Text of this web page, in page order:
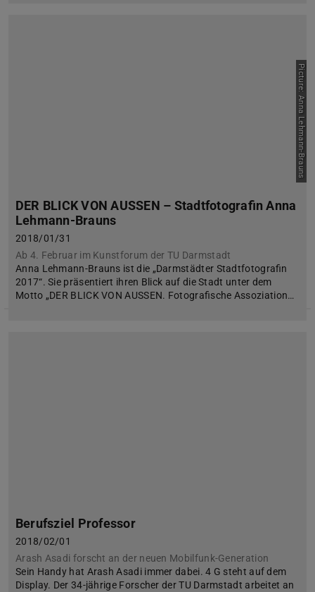
Picture: Anna Lehmann-Brauns
DER BLICK VON AUSSEN – Stadtfotografin Anna
Lehmann-Brauns
2018/01/31
Ab 4. Februar im Kunstforum der TU Darmstadt
Anna Lehmann-Brauns ist die „Darmstädter Stadtfotografin
2017“. Sie präsentiert ihren Blick auf die Stadt unter dem
Motto „DER BLICK VON AUSSEN. Fotografische Assoziation…
Berufsziel Professor
2018/02/01
Arash Asadi forscht an der neuen Mobilfunk-Generation
Sein Handy hat Arash Asadi immer dabei. 4 G steht auf dem
Display. Der 34-jährige Forscher der TU Darmstadt arbeitet an